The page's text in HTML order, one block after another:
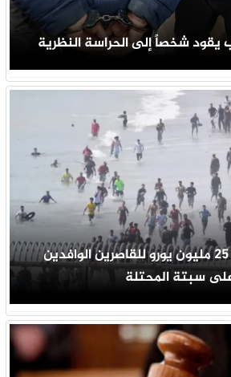
يقود شخصاً إلى الحراسة النظرية
إسبانيا تخصص 25 مليون يورو للقاصرين الوافدين
سبتة المحتلة